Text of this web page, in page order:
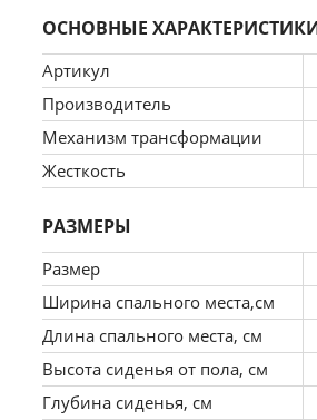
Гипоаллергенность и
Комбинация таких слоев
Дополнительная обработка
Воздухопроницаемость
Отличная
благодаря качественной
Стойкость к деформации и
Отличная эластичность и
Эргономичность
Конструкция
Компактность
При компактных габаритах:
спальное место 94х180 см.
ОСНОВНЫЕ
Артикул
Производитель
Механизм трансформации
Жесткость
РАЗМЕРЫ
Размер
Ширина спального места,см
Длина спального места, см
Высота сиденья от пола, см
Глубина сиденья, см